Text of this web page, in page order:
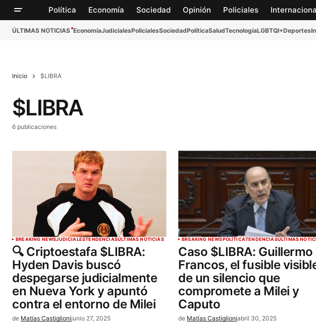
Política Economía Sociedad Opinión Policiales
ÚLTIMAS NOTICIAS EconomíaJudicialesPolicialesSociedadPolíticaSaludTecnologíaLGBTQI+Deportes
Inicio $LIBRA
$LIBRA
6 publicaciones
BREAKING NEWSJUDICIALESTENDENCIASÚLTIMAS NOTICIAS
🔍 Criptoestafa $LIBRA:
Hyden Davis buscó
despegarse judicialmente
en Nueva York y apuntó
contra el entorno de Milei
de Matías Castiglionijunio 27, 2025
BREAKING NEWSPOLÍTICATENDENCIASÚLTIMAS
Caso $LIBRA: Guillermo
Francos, el fusible
de un silencio que
compromete a Milei y
Caputo
de Matías Castiglioniabril 30, 2025